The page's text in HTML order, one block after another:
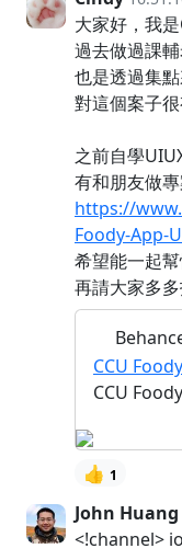
大家好，我是
過去做過課輔
也是透過集
對這個案子
之前自學
有和朋友做
https://
Foody-App-
希望能一起
再請大家多
CCU
CCU
👍 1
John Huang
<!channel>